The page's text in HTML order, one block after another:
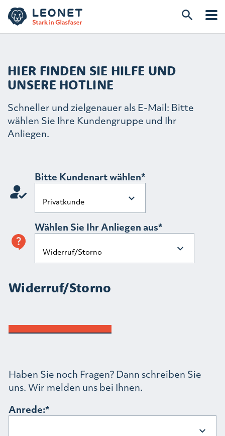
HIER FINDEN SIE HILFE UND
UNSERE HOTLINE
Schneller und zielgenauer als E-Mail: Bitte
wählen Sie Ihre Kundengruppe und Ihr
Anliegen.
Bitte Kundenart wählen
Wählen Sie Ihr Anliegen aus
Widerruf/Storno
Haben Sie noch Fragen? Dann schreiben Sie
uns. Wir melden uns bei Ihnen.
Anrede: